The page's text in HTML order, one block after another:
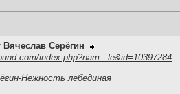
Вячеслав Серёгин
index.php?nam...le&id=10397284
Нежность лебединая